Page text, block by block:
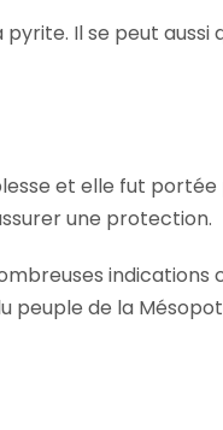
Il se peut aussi
et elle fut portée
une protection.
indications
peuple de la